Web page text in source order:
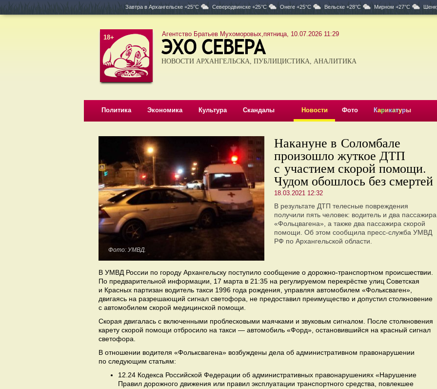
Завтра в Архангельске +25°C Северодвинске +25°C Онеге +25°C Вельске +28°C Мирном +27°C
18+ Агентство Братьев Мухоморовых,пятница, 10.07.2026 11:29
НОВОСТИ АРХАНГЕЛЬСКА, ПУБЛИЦИСТИКА, АНАЛИТИКА
Политика Экономика Культура Скандалы Новости Фото Карикатуры
Фото: УМВД.
Накануне в Соломбале
произошло жуткое ДТП
с участием скорой помощи.
Чудом обошлось без смертей
18.03.2021 12:32
В результате ДТП телесные повреждения
получили пять человек: водитель и два пассажира
«Фольцвагена», а также два пассажира скорой
помощи. Об этом сообщила пресс-служба УМВД
РФ по Архангельской области.
В УМВД России по городу Архангельску поступило сообщение о дорожно-транспортном происшествии.
По предварительной информации, 17 марта в 21:35 на регулируемом перекрёстке улиц Советская
и Красных партизан водитель такси 1996 года рождения, управляя автомобилем «Фольксваген»,
двигаясь на разрешающий сигнал светофора, не предоставил преимущество и допустил столкновение
с автомобилем скорой медицинской помощи.
Скорая двигалась с включенными проблесковыми маячками и звуковым сигналом. После столкновения
карету скорой помощи отбросило на такси — автомобиль «Форд», остановившийся на красный сигнал
светофора.
В отношении водителя «Фольксвагена» возбуждены дела об административном правонарушении
по следующим статьям:
12.24 Кодекса Российской Федерации об административных правонарушениях «Нарушение
Правил дорожного движения или правил эксплуатации транспортного средства, повлекшее